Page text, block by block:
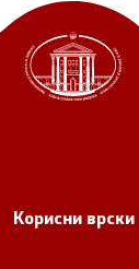
Корисни врски